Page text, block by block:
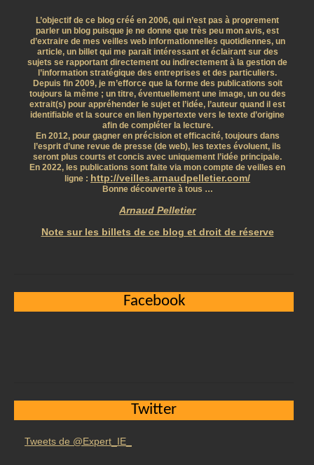
L’objectif de ce blog créé en 2006, qui n’est pas à proprement
parler un blog puisque je ne donne que très peu mon avis, est
d’extraire de mes veilles web informationnelles quotidiennes, un
article, un billet qui me parait intéressant et éclairant sur des
sujets se rapportant directement ou indirectement à la gestion de
l’information stratégique des entreprises et des particuliers.
Depuis fin 2009, je m’efforce que la forme des publications soit
toujours la même ; un titre, éventuellement une image, un ou des
extrait(s) pour appréhender le sujet et l’idée, l’auteur quand il est
identifiable et la source en lien hypertexte vers le texte d’origine
afin de compléter la lecture.
En 2012, pour gagner en précision et efficacité, toujours dans
l’esprit d’une revue de presse (de web), les textes évoluent, ils
seront plus courts et concis avec uniquement l’idée principale.
En 2022, les publications sont faite via mon compte de veilles en
ligne : http://veilles.arnaudpelletier.com/
Bonne découverte à tous …
Arnaud Pelletier
Note sur les billets de ce blog et droit de réserve
Facebook
Twitter
Tweets de @Expert_IE_